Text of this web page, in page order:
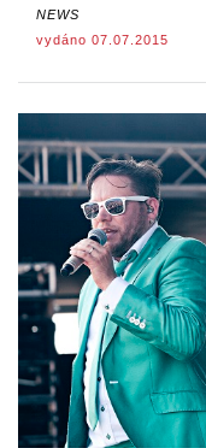
NEWS
vydáno 07.07.2015